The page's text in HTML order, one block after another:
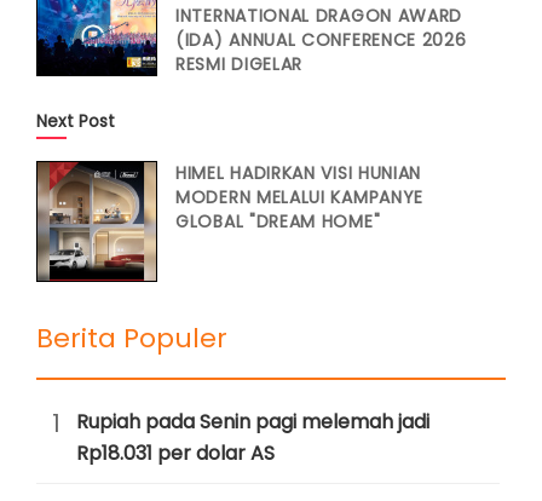
INTERNATIONAL DRAGON AWARD
(IDA) ANNUAL CONFERENCE 2026
RESMI DIGELAR
Next Post
HIMEL HADIRKAN VISI HUNIAN
MODERN MELALUI KAMPANYE
GLOBAL "DREAM HOME"
Berita Populer
1
Rupiah pada Senin pagi melemah jadi
Rp18.031 per dolar AS